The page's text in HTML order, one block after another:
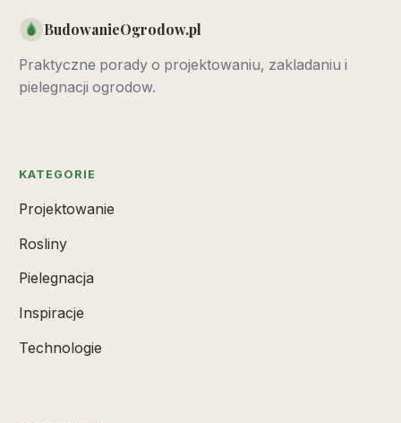
BudowanieOgrodow.pl
Praktyczne porady o projektowaniu, zakladaniu i
pielegnacji ogrodow.
KATEGORIE
Projektowanie
Rosliny
Pielegnacja
Inspiracje
Technologie